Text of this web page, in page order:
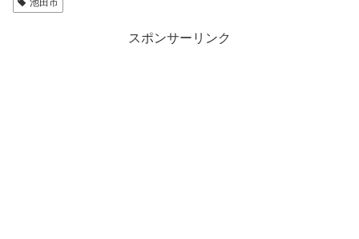
池田市
スポンサーリンク